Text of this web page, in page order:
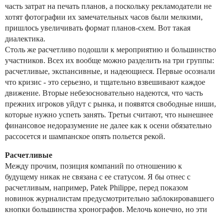
часть затрат на печать планов, а поскольку рекламодатели не
хотят фотографии их замечательных часов были мелкими,
пришлось увеличивать формат планов-схем. Вот такая
диалектика.
Столь же расчетливо подошли к мероприятию и большинство
участников. Всех их вообще можно разделить на три группы:
расчетливые, экспансивные, и надеющиеся. Первые осознали
что кризис - это серьезно, и тщательно взвешивают каждое
движение. Вторые небезосновательно надеются, что часть
прежних игроков уйдут с рынка, и появятся свободные ниши,
которые нужно успеть занять. Третьи считают, что нынешнее
финансовое недоразумение не далее как к осени обязательно
рассосется и шампанское опять польется рекой.
Расчетливые
Между прочим, позиция компаний по отношению к
будущему никак не связана с ее статусом. Я бы отнес с
расчетливым, например, Patek Philippe, перед показом
новинок журналистам предусмотрительно заблокировавшего
кнопки большинства хронографов. Мелочь конечно, но эти